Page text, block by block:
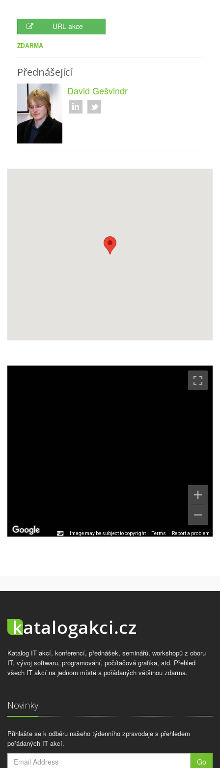
URL akce
ZDARMA
Přednášející
David Gešvindr
Image may be subject to copyright Terms Report a problem
Katalog IT akcí, konferencí, přednášek, seminářů, workshopů z oboru
IT, vývoj softwaru, programování, počítačová grafika, atd. Přehled
všech IT akcí na jednom místě a pořádaných většinou zdarma.
Novinky
Přihlašte se k odběru našeho týdenního zpravodaje s přehledem
pořádaných IT akcí.
Go